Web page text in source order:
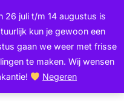
26 juli t/m 14 augustus is
kun je gewoon een
gaan we weer met frisse
te maken. Wij wensen
Negeren
Zoek
naar:
/ Geboortesteen